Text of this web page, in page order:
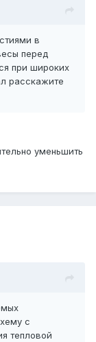
в
перед
при широких
расскажите
уменьшить
с
тепловой